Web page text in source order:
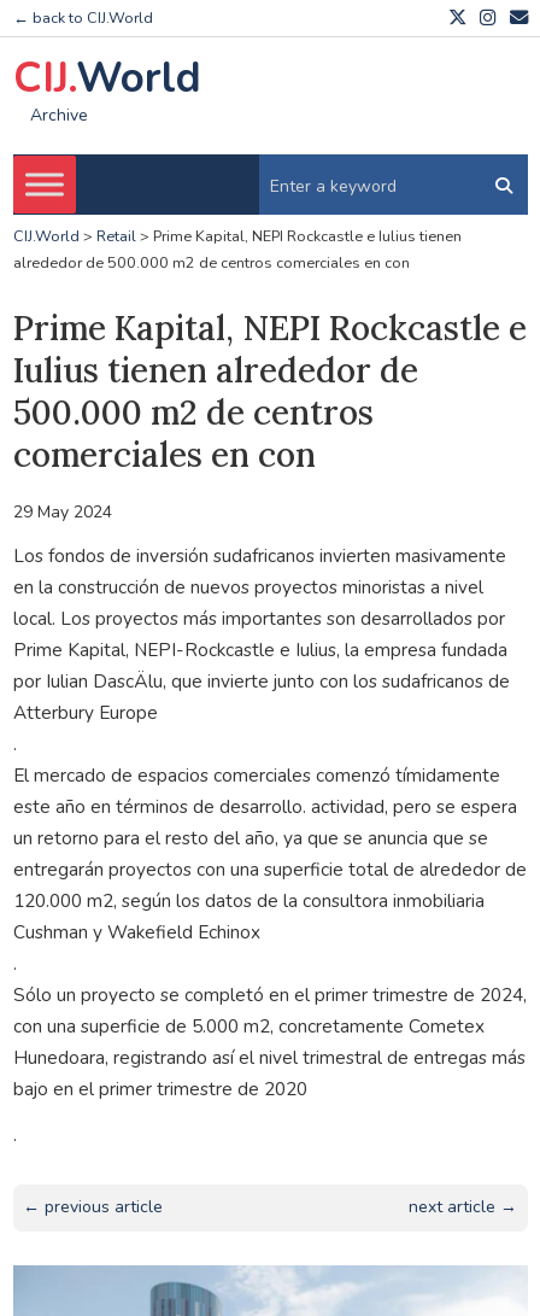
← back to CIJ.World
CIJ.World
Archive
CIJ.World > Retail> Prime Kapital, NEPI Rockcastle e Iulius tienen
alrededor de 500.000 m2 de centros comerciales en con
Prime Kapital, NEPI Rockcastle e
Iulius tienen alrededor de
500.000 m2 de centros
comerciales en con
29 May 2024
Los fondos de inversión sudafricanos invierten masivamente
en la construcción de nuevos proyectos minoristas a nivel
local. Los proyectos más importantes son desarrollados por
Prime Kapital, NEPI-Rockcastle e Iulius, la empresa fundada
por Iulian DascÄlu, que invierte junto con los sudafricanos de
Atterbury Europe
.
El mercado de espacios comerciales comenzó tímidamente
este año en términos de desarrollo. actividad, pero se espera
un retorno para el resto del año, ya que se anuncia que se
entregarán proyectos con una superficie total de alrededor de
120.000 m2, según los datos de la consultora inmobiliaria
Cushman y Wakefield Echinox
.
Sólo un proyecto se completó en el primer trimestre de 2024,
con una superficie de 5.000 m2, concretamente Cometex
Hunedoara, registrando así el nivel trimestral de entregas más
bajo en el primer trimestre de 2020
.
← previous article next article →